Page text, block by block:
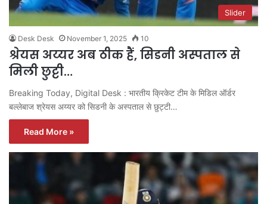
Slider
Desk Desk November 1, 2025 10
श्रेयस अय्यर अब ठीक हैं, सिडनी अस्पताल से
मिली छुट्टी…
Breaking Today, Digital Desk : भारतीय क्रिकेट टीम के मिडिल ऑर्डर
बल्लेबाज श्रेयस अय्यर को सिडनी के अस्पताल से छुट्टी…
Read More »